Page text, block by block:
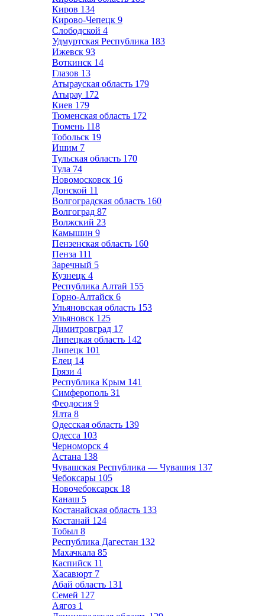
Киров 134
Кирово-Чепецк 9
Слободской 4
Удмуртская Республика 183
Ижевск 93
Воткинск 14
Глазов 13
Атырауская область 179
Атырау 172
Киев 179
Тюменская область 172
Тюмень 118
Тобольск 19
Ишим 7
Тульская область 170
Тула 74
Новомосковск 16
Донской 11
Волгоградская область 160
Волгоград 87
Волжский 23
Камышин 9
Пензенская область 160
Пенза 111
Заречный 5
Кузнецк 4
Республика Алтай 155
Горно-Алтайск 6
Ульяновская область 153
Ульяновск 125
Димитровград 17
Липецкая область 142
Липецк 101
Елец 14
Грязи 4
Республика Крым 141
Симферополь 31
Феодосия 9
Ялта 8
Одесская область 139
Одесса 103
Черноморск 4
Астана 138
Чувашская Республика — Чувашия 137
Чебоксары 105
Новочебоксарск 18
Канаш 5
Костанайская область 133
Костанай 124
Тобыл 8
Республика Дагестан 132
Махачкала 85
Каспийск 11
Хасавюрт 7
Абай область 131
Семей 127
Аягоз 1